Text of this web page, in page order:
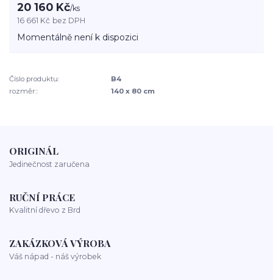
20 160 Kč/ks
16 661 Kč bez DPH
Momentálně není k dispozici
Číslo produktu:
B4
rozměr::
140 x 80 cm
ORIGINÁL
Jedinečnost zaručena
RUČNÍ PRÁCE
Kvalitní dřevo z Brd
ZAKÁZKOVÁ VÝROBA
Váš nápad - náš výrobek